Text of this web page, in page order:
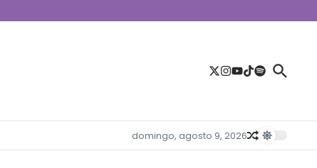
domingo, agosto 9, 2026